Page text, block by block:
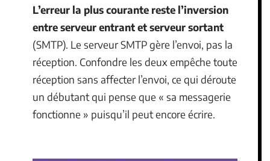
L’erreur la plus courante reste l’inversion
entre serveur entrant et serveur sortant
(SMTP). Le serveur SMTP gère l’envoi, pas la
réception. Confondre les deux empêche toute
réception sans affecter l’envoi, ce qui déroute
un débutant qui pense que « sa messagerie
fonctionne » puisqu’il peut encore écrire.